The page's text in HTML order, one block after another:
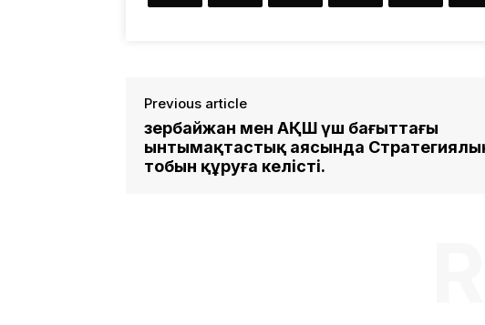
Previous article
Әзербайжан мен АҚШ үш бағыттағы
ынтымақтастық аясында
тобын құруға келісті.